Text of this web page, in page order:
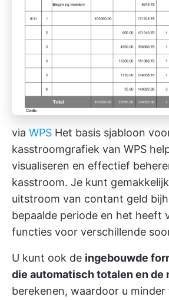
via WPS Het basis sjabloon
kasstroomgrafiek van WPS
visualiseren en effectief
kasstroom. Je kunt
uitstroom van contant geld
bepaalde periode en het heeft
functies voor verschillende
U kunt ook de ingebouwde
die automatisch totalen en de
berekenen, waardoor u